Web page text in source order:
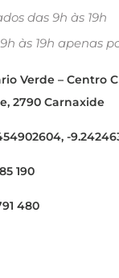
das 9h às 19h
às 19h apenas
Verde – Centro
2790 Carnaxide
-
190
480